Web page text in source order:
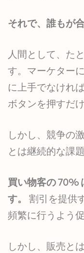
それで、誰もが
人間として、た
す。マーケター
に上手でなけれ
ボタンを押すだ
しかし、競争の
とは継続的な課題
買い物客の 70%
す。
割引を提供
頻繁に行うよう
しかし、販売と